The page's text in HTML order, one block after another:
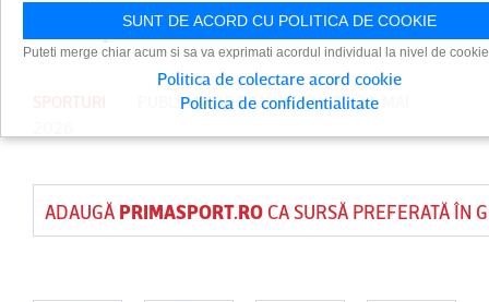
Olimpic din Monte-Carlo
PUBLICAT DE DAIAN CUTUPE 20 MAI
ADAUGĂ PRIMASPORT.ROCA SURSĂ PREFERATĂ ÎN
SUNT DE ACORD CU POLITICA DE COOKIE
Puteti merge chiar acum si sa va exprimati acordul individual la nivel de
Politica de colectare acord cookie
Politica de confidentialitate